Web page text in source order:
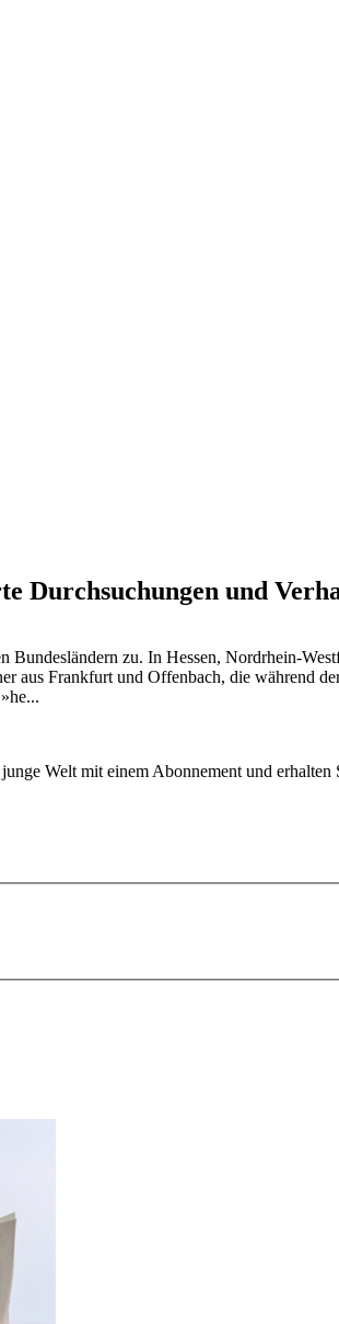
Durchsuchungen und
zu. In Hessen, Nordrhein-
aus Frankfurt und Offenbach, die während
Welt mit einem Abonnement und